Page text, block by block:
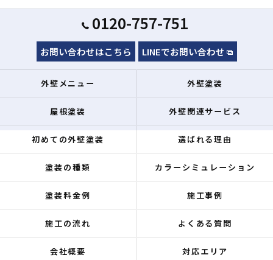
0120-757-751
お問い合わせはこちら LINEでお問い合わせ
外壁メニュー 外壁塗装
屋根塗装 外壁関連サービス
初めての外壁塗装 選ばれる理由
塗装の種類 カラーシミュレーション
塗装料金例 施工事例
施工の流れ よくある質問
会社概要 対応エリア